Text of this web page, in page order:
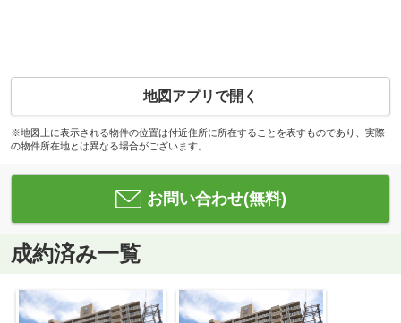
地図アプリで開く
※地図上に表示される物件の位置は付近住所に所在することを表すものであり、実際
の物件所在地とは異なる場合がございます。
お問い合わせ(無料)
成約済み一覧